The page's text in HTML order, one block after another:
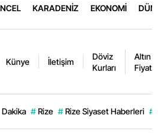
KARADENİZ EKONOMİ
Künye İletişim
Döviz
Kurları
Altın
Dakika # Rize # Rize Siyaset Haberleri #